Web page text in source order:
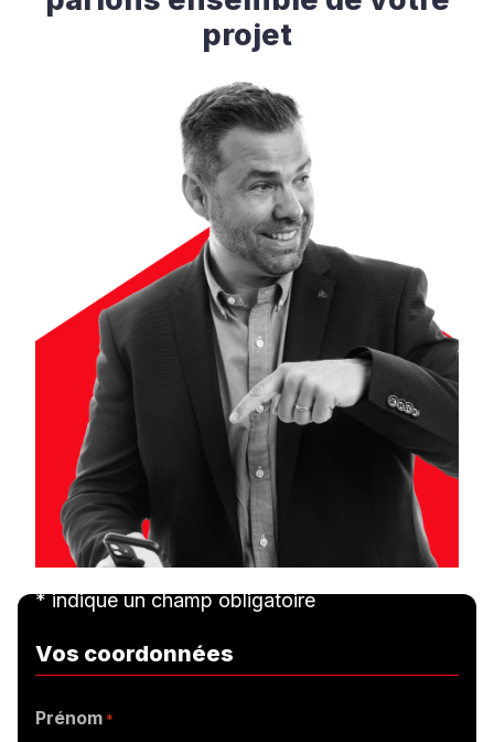
projet
* indique un champ obligatoire
Vos coordonnées
Prénom *